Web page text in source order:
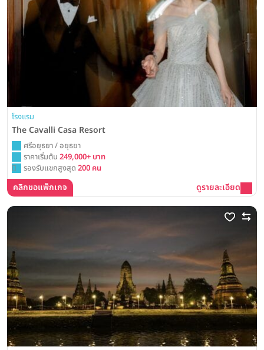
โรงแรม
The Cavalli Casa Resort
ศรีอยุธยา / อยุธยา
ราคาเริ่มต้น 249,000+ บาท
รองรับแขกสูงสุด 200 คน
คลิกขอแพ็กเกจ ดูรายละเอียด